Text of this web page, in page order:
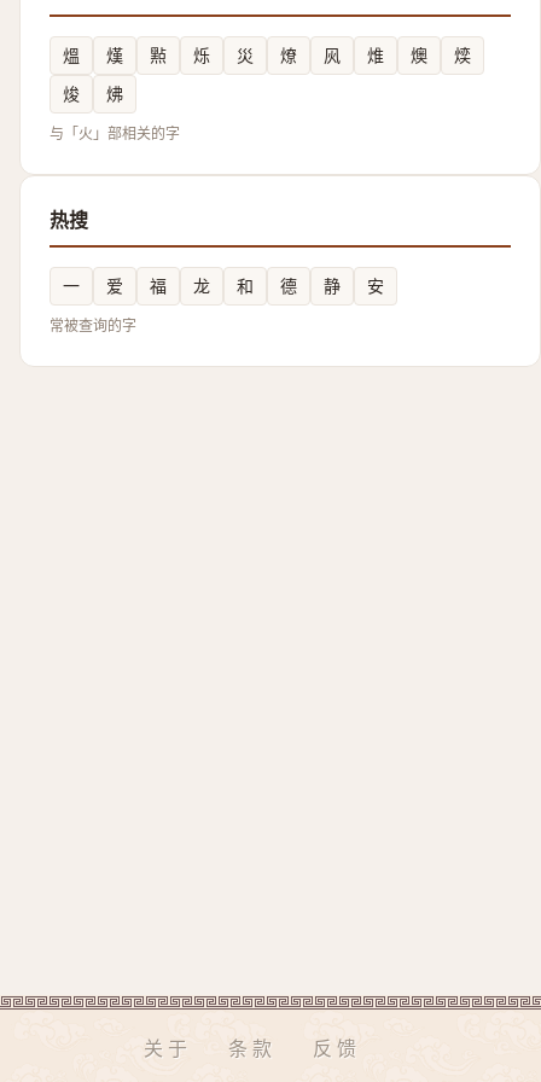
熅 熯 㸃 烁 災 燎 㶡 焳 燠
㷜
焌
炥
与「火」部相关的字
热搜
一 爱 福 龙 和 德 静 安
常被查询的字
关于 条款 反馈